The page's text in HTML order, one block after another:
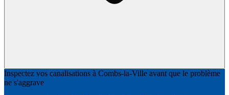
Inspectez vos canalisations à Combs-la-Ville avant que le problème
ne s'aggrave